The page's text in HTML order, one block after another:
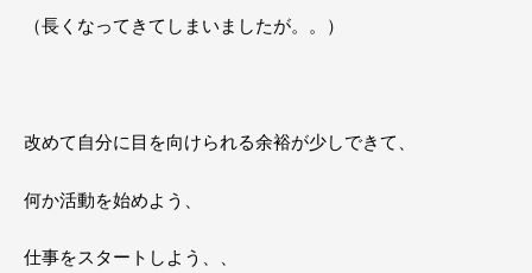
（長くなってきてしまいましたが。。）
改めて自分に目を向けられる余裕が少しできて、
何か活動を始めよう、
仕事をスタートしよう、、